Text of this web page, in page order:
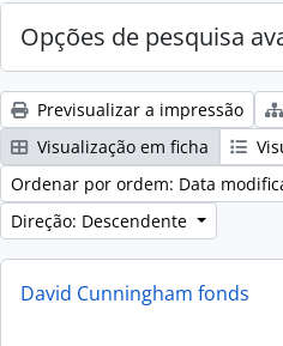
Opções de pesquisa
Previsualizar a impressão
Visualização em ficha
Ordenar por ordem: Data
Direção: Descendente
David Cunningham fonds